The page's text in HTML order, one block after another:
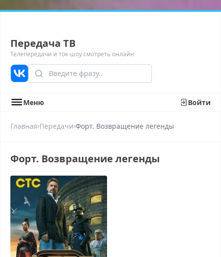
Передача ТВ
Телепередачи и ток-шоу смотреть онлайн
Меню Войти
Главная›Передачи›Форт. Возвращение легенды
Форт. Возвращение легенды